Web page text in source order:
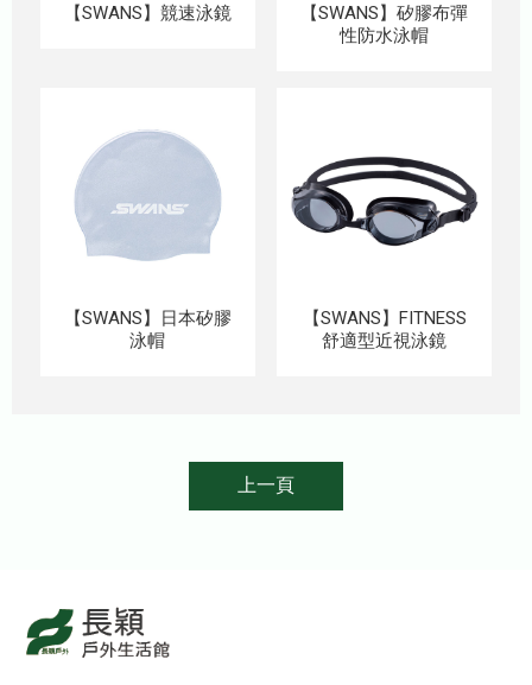
【SWANS】競速泳鏡
【SWANS】矽膠布彈
性防水泳帽
【SWANS】日本矽膠
泳帽
【SWANS】FITNESS
舒適型近視泳鏡
上一頁